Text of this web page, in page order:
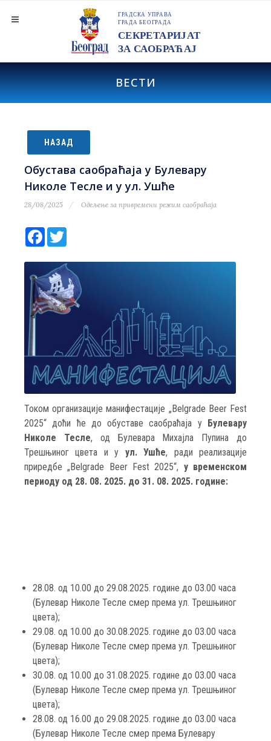
ВЕСТИ
НАЗАД
Обустава саобраћаја у Булевару
Николе Тесле и у ул. Ушће
28/08/2025 Одељење за привремени режим саобраћаја
Facebook
Током организације манифестације „Belgrade Beer Fest
2025“ доћи ће до обуставе саобраћаја у Булевару
Николе Тесле, од Булевара Михајла Пупина до
Трешњиног цвета и у ул. Ушће, ради реализације
приредбе „Belgrade Beer Fest 2025“, у временском
периоду од 28. 08. 2025. до 31. 08. 2025. године:
28.08. од 10.00 до 29.08.2025. године до 03.00 часа
(Булевар Николе Тесле смер према ул. Трешњиног
цвета);
29.08. од 10.00 до 30.08.2025. године до 03.00 часа
(Булевар Николе Тесле смер према ул. Трешњиног
цвета);
30.08. од 10.00 до 31.08.2025. године до 03.00 часа
(Булевар Николе Тесле смер према ул. Трешњиног
цвета);
28.08. од 16.00 до 29.08.2025. године до 03.00 часа
(Булевар Николе Тесле смер према Булевару